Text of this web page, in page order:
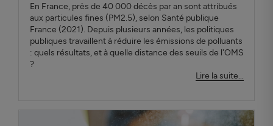
En France, près de 40 000 décès par an sont attribués
aux particules fines (PM2.5), selon Santé publique
France (2021). Depuis plusieurs années, les politiques
publiques travaillent à réduire les émissions de polluants
: quels résultats, et à quelle distance des seuils de l'OMS
?
Lire la suite...